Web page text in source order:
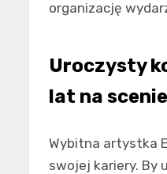
organizację
Uroczysty
lat na scenie
Wybitna artystka
swojej kariery. By